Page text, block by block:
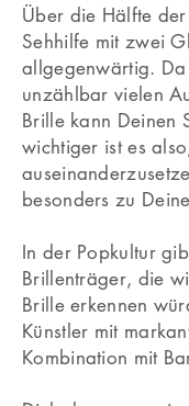
Über die Hälfte
Sehhilfe mit zwei
allgegenwärtig.
unzählbar vielen
Brille kann Deinen
wichtiger ist es
besonders zu
In der Popkultur
Brillenträger, die
Brille erkennen
Künstler mit
Kombination mit